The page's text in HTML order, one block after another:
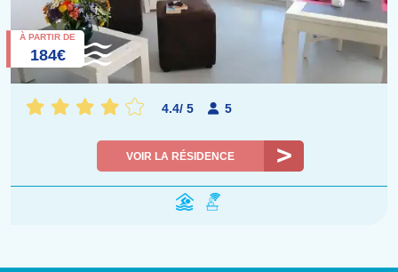
À PARTIR DE
184€
4.4/ 5 5
VOIR LA RÉSIDENCE